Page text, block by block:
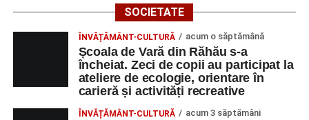
SOCIETATE
ÎNVĂȚĂMÂNT-CULTURĂ acum o săptămână
Școala de Vară din Răhău s-a
încheiat. Zeci de copii au participat la
ateliere de ecologie, orientare în
carieră și activități recreative
ÎNVĂȚĂMÂNT-CULTURĂ acum 3 săptămâni